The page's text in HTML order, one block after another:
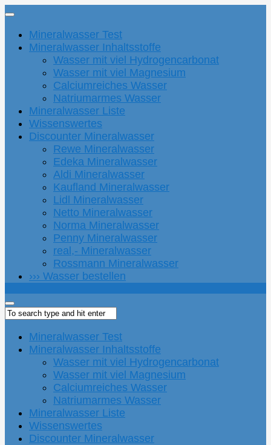
Mineralwasser Test
Mineralwasser Inhaltsstoffe
Wasser mit viel Hydrogencarbonat
Wasser mit viel Magnesium
Calciumreiches Wasser
Natriumarmes Wasser
Mineralwasser Liste
Wissenswertes
Discounter Mineralwasser
Rewe Mineralwasser
Edeka Mineralwasser
Aldi Mineralwasser
Kaufland Mineralwasser
Lidl Mineralwasser
Netto Mineralwasser
Norma Mineralwasser
Penny Mineralwasser
real,- Mineralwasser
Rossmann Mineralwasser
››› Wasser bestellen
Mineralwasser Test
Mineralwasser Inhaltsstoffe
Wasser mit viel Hydrogencarbonat
Wasser mit viel Magnesium
Calciumreiches Wasser
Natriumarmes Wasser
Mineralwasser Liste
Wissenswertes
Discounter Mineralwasser